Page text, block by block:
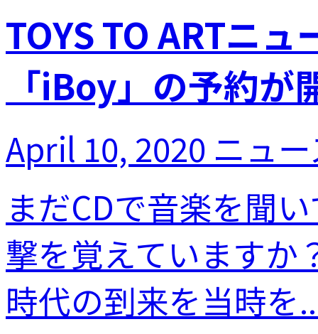
TOYS TO ARTニ
「iBoy」の予約が
April 10, 2020 ニュ
まだCDで音楽を聞
撃を覚えていますか
時代の到来を当時を